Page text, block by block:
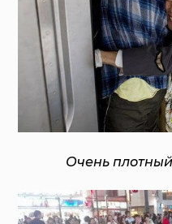
Очень